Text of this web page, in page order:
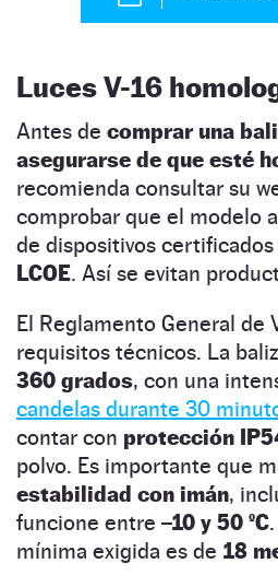
Luces V-16
Antes de comprar una
asegurarse de que esté
recomienda consultar su
comprobar que el modelo
de dispositivos
LCOE. Así se evitan
El Reglamento General de
requisitos técnicos. La
360 grados, con una
candelas durante 30
contar con protección
polvo. Es importante que
estabilidad con imán,
funcione entre –10 y 50 ºC
mínima exigida es de 18